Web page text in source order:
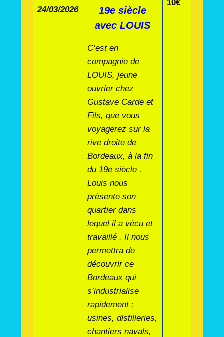
24/03/2026
19e siècle
avec LOUIS
10€
C’est en
compagnie de
LOUIS, jeune
ouvrier chez
Gustave Carde et
Fils, que vous
voyagerez sur la
rive droite de
Bordeaux, à la fin
du 19e siècle .
Louis nous
présente son
quartier dans
lequel il a vécu et
travaillé . Il nous
permettra de
découvrir ce
Bordeaux qui
s’industrialise
rapidement :
usines, distilleries,
chantiers navals,